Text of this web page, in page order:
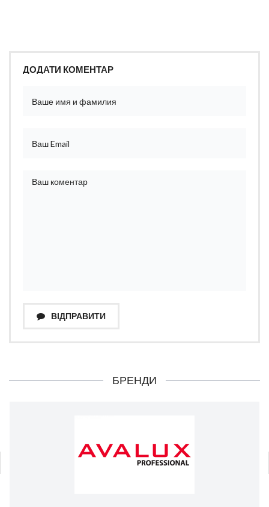
ДОДАТИ КОМЕНТАР
ВІДПРАВИТИ
БРЕНДИ